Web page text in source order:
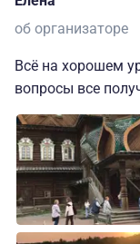
об организаторе
Всё на хорошем
вопросы все